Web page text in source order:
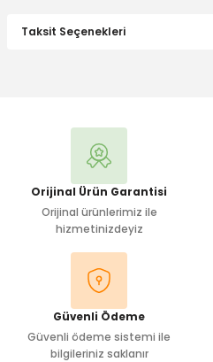
Taksit Seçenekleri
Orijinal Ürün Garantisi
Orijinal ürünlerimiz ile
hizmetinizdeyiz
Güvenli Ödeme
Güvenli ödeme sistemi ile
bilgileriniz saklanır